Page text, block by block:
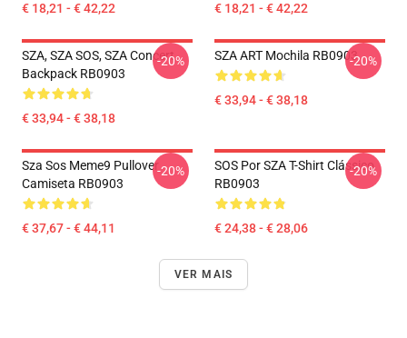
€ 18,21 - € 42,22 € 18,21 - € 42,22
SZA, SZA SOS, SZA Concert
Backpack RB0903
€ 33,94 - € 38,18
-20% SZA ART Mochila RB0903
€ 33,94 - € 38,18
-20%
Sza Sos Meme9 Pullover
Camiseta RB0903
€ 37,67 - € 44,11
-20%
SOS Por SZA T-Shirt Clássico
RB0903
€ 24,38 - € 28,06
-20%
VER MAIS